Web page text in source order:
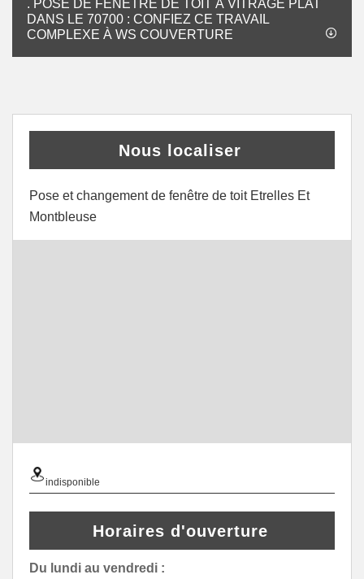
. POSE DE FENÊTRE DE TOIT À VITRAGE PLAT
DANS LE 70700 : CONFIEZ CE TRAVAIL
COMPLEXE À WS COUVERTURE
Nous localiser
Pose et changement de fenêtre de toit Etrelles Et
Montbleuse
indisponible
Horaires d'ouverture
Du lundi au vendredi :